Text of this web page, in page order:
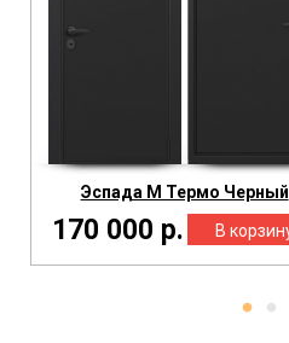
Эспада М Термо Черный
170 000 р.